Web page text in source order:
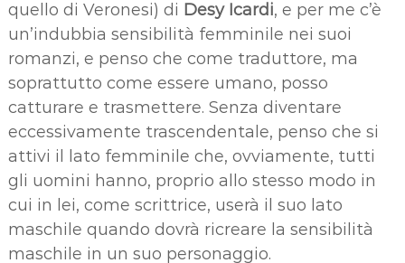
quello di Veronesi) di Desy Icardi, e per me c’è
un’indubbia sensibilità femminile nei suoi
romanzi, e penso che come traduttore, ma
soprattutto come essere umano, posso
catturare e trasmettere. Senza diventare
eccessivamente trascendentale, penso che si
attivi il lato femminile che, ovviamente, tutti
gli uomini hanno, proprio allo stesso modo in
cui in lei, come scrittrice, userà il suo lato
maschile quando dovrà ricreare la sensibilità
maschile in un suo personaggio.